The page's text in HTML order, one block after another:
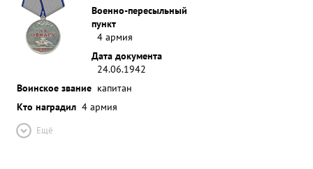
Военно-пересыльный
пункт
4 армия
Дата документа
24.06.1942
Воинское звание капитан
Кто наградил 4 армия
Ещё